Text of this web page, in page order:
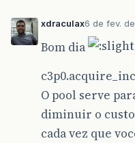
xdraculax6 de fev.
Bom dia
O pool serve
diminuir o custo
cada vez que